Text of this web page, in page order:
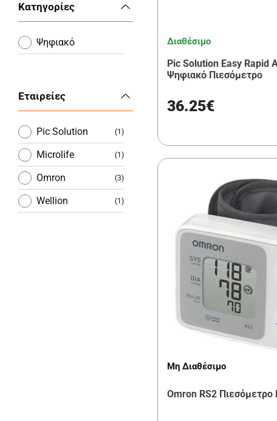
Κατηγορίες
Ψηφιακό
Εταιρείες
Pic Solution (1)
Microlife (1)
Omron (3)
Wellion (1)
Διαθέσιμο
Pic Solution Easy Rapid
Ψηφιακό Πιεσόμετρο
36.25€
Μη Διαθέσιμο
Omron RS2 Πιεσόμετρο